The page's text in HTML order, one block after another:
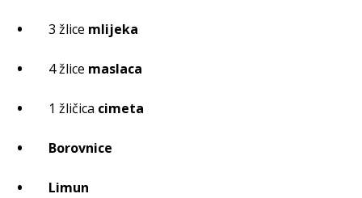
3 žlice mlijeka
4 žlice maslaca
1 žličica cimeta
Borovnice
Limun